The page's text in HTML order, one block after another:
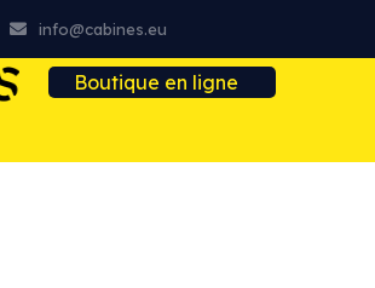
info@cabines.eu
Boutique en ligne